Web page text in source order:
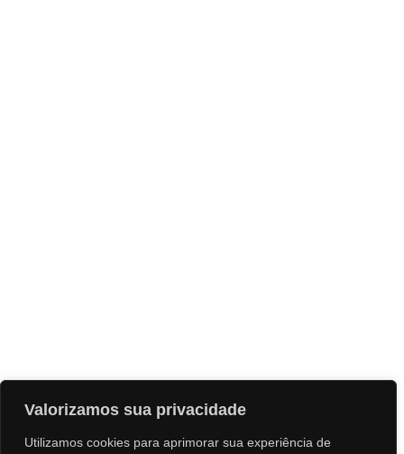
Valorizamos sua privacidade
Utilizamos cookies para aprimorar sua experiência de